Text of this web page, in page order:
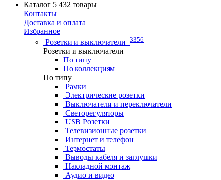
Каталог 5 432 товары
Контакты
Доставка и оплата
Избранное
Розетки и выключатели 3356
Розетки и выключатели
По типу
По коллекциям
По типу
Рамки
Электрические розетки
Выключатели и переключатели
Светорегуляторы
USB Розетки
Телевизионные розетки
Интернет и телефон
Термостаты
Выводы кабеля и заглушки
Накладной монтаж
Аудио и видео